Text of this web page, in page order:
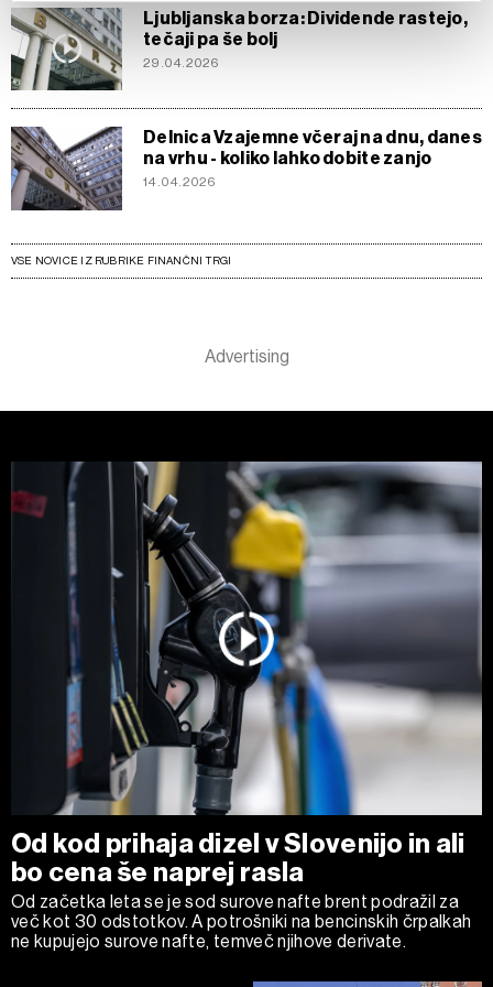
d.o.o. inPartnerji. Več o podatkih, ki jih obdelujemo, in o
vaših pravicah glede teh podatkov najdete v naši
zasebnosti, o piškotkih in drugih podobnih tehnologijah
pa vPolitiki piškotkov
Piškotke lahko kadar koli ponovno prilagodite tako, da
kliknete možnost »Prikaži podrobnosti«. Privolitev lahko
kadar koli prekličete brez kakršnih koli posledic.
Ljubljanska borza: Dividende rastejo,
tečaji pa še bolj
29.04.2026
Delnica Vzajemne včeraj na dnu, danes
na vrhu - koliko lahko dobite zanjo
14.04.2026
VSE NOVICE IZ RUBRIKE FINANČNI TRGI
Od kod prihaja dizel v Slovenijo in ali
bo cena še naprej rasla
Od začetka leta se je sod surove nafte brent podražil za
več kot 30 odstotkov. A potrošniki na bencinskih črpalkah
ne kupujejo surove nafte, temveč njihove derivate.